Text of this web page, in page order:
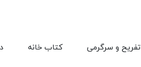
کتاب خانه تفریح و سرگرمی